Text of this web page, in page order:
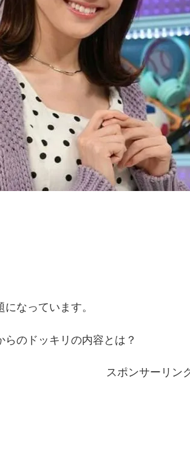
なっています。
のドッキリの内容とは？
スポンサーリン